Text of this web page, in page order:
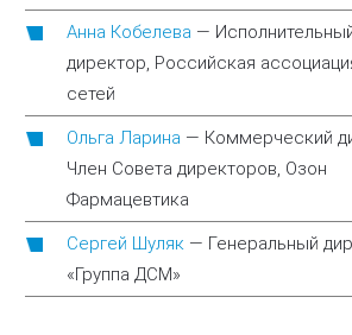
Анна Кобелева —
директор, Российская
сетей
Ольга Ларина — Коммерческий
Член Совета директоров, Озон
Фармацевтика
Сергей Шуляк — Генеральный
«Группа ДСМ»